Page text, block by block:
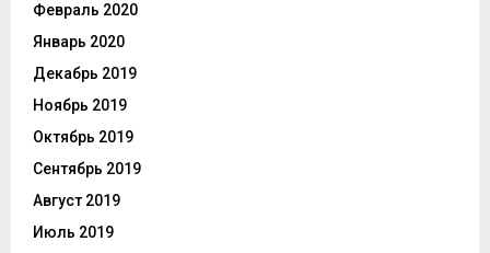
Февраль 2020
Январь 2020
Декабрь 2019
Ноябрь 2019
Октябрь 2019
Сентябрь 2019
Август 2019
Июль 2019